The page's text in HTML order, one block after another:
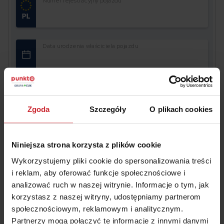
Zgoda Szczegóły O plikach cookies
Niniejsza strona korzysta z plików cookie
Wykorzystujemy pliki cookie do spersonalizowania treści
i reklam, aby oferować funkcje społecznościowe i
analizować ruch w naszej witrynie. Informacje o tym, jak
korzystasz z naszej witryny, udostępniamy partnerom
społecznościowym, reklamowym i analitycznym.
Partnerzy mogą połączyć te informacje z innymi danymi
Data urodzenia właściciela pojazdu
świadczenia usług drogą
Informacje
o multiagencie i administratorze danych.
#samochód